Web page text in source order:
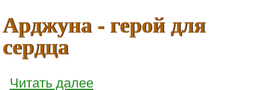
Арджуна - герой для
сердца
Читать далее